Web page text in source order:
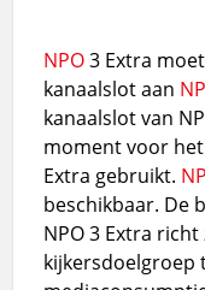
NPO3 Extra
kanaalslot aan
kanaalslot van
moment voor
Extra gebruikt.
beschikbaar. De
NPO 3 Extra
kijkersdoelgroep